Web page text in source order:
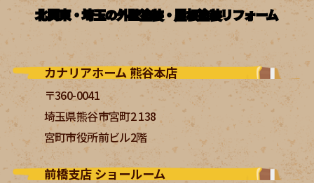
北関東・埼玉の外壁塗装・屋根塗装リフォーム
カナリアホーム 熊谷本店
〒360-0041
埼玉県熊谷市宮町2 138
宮町市役所前ビル2階
前橋支店 ショールーム